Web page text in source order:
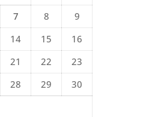
7 8
9
14 15
16
21 22
23
28 29
30